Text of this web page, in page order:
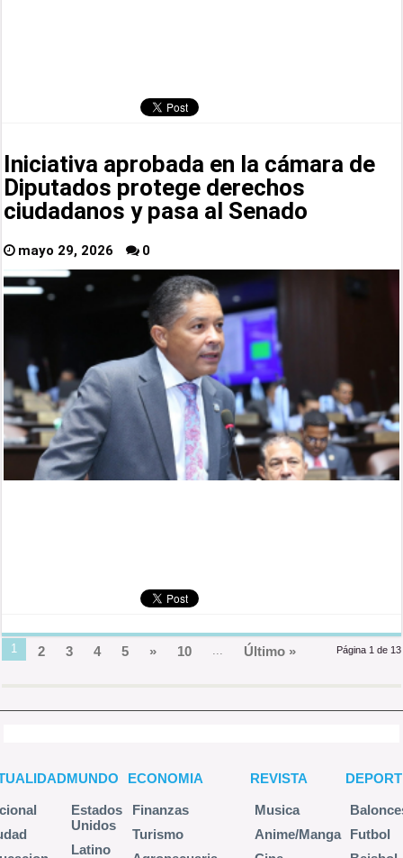
Iniciativa aprobada en la cámara de
Diputados protege derechos
ciudadanos y pasa al Senado
mayo 29, 2026 0
Página 1 de 13
1 2 3 4 5 » 10 ... Último »
MUNDO
Estados
Unidos
Latino
ECONOMIA
Finanzas
Turismo
REVISTA
Musica
Anime/Manga
Futbol